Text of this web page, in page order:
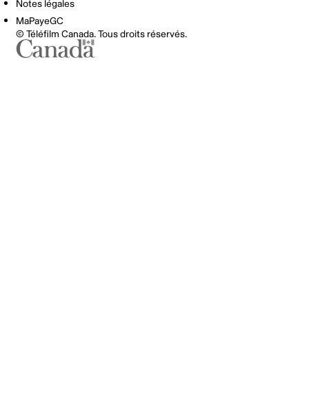
Notes légales
MaPayeGC
© Téléfilm Canada. Tous droits réservés.